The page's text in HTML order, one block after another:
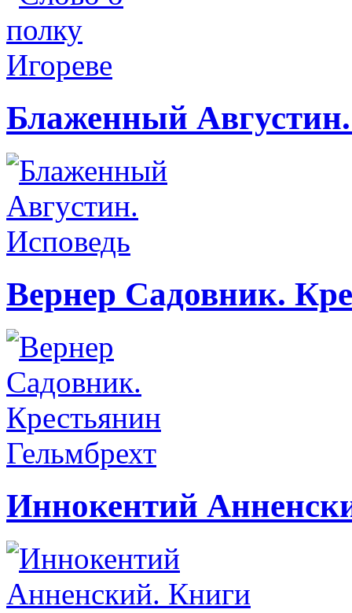
Блаженный
Вернер Садовник.
Иннокентий